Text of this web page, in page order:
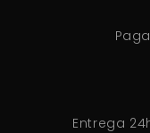
Entrega